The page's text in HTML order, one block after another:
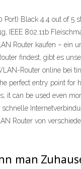
Black 4.4 out of 5
IEEE 802.11b
Router kaufen – ein
findest, gibt es
Router online bei
perfect entry point for
it can be used even
Router von
man